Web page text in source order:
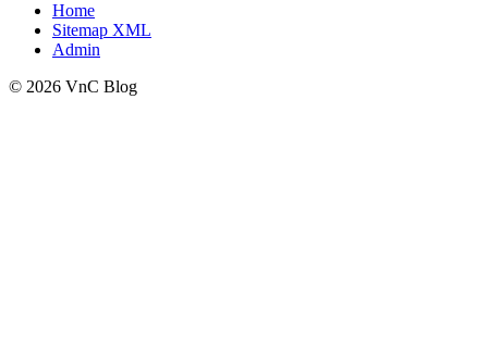
Home
Sitemap XML
Admin
© 2026 VnC Blog